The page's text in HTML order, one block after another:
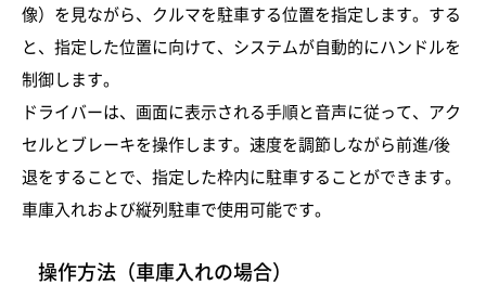
像）を見ながら、クルマを駐車する位置を指定します。する
と、指定した位置に向けて、システムが自動的にハンドルを
制御します。
ドライバーは、画面に表示される手順と音声に従って、アク
セルとブレーキを操作します。速度を調節しながら前進/後
退をすることで、指定した枠内に駐車することができます。
車庫入れおよび縦列駐車で使用可能です。
操作方法（車庫入れの場合）